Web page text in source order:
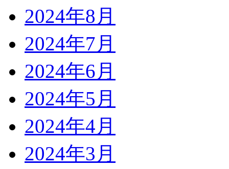
2024年8月
2024年7月
2024年6月
2024年5月
2024年4月
2024年3月